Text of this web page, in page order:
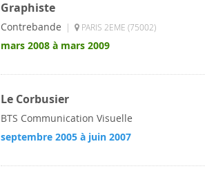
Graphiste
Contrebande | PARIS 2EME (75002)
mars 2008 à mars 2009
Le Corbusier
BTS Communication Visuelle
septembre 2005 à juin 2007